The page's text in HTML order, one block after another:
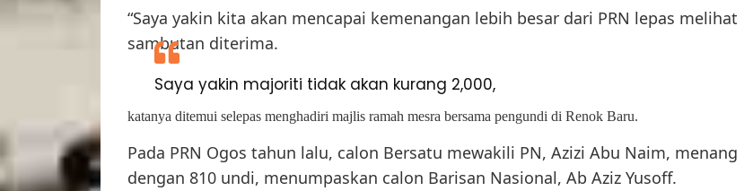
“Saya yakin kita akan mencapai kemenangan lebih besar dari PRN lepas melihat
sambutan diterima.
Saya yakin majoriti tidak akan kurang 2,000,
katanya ditemui selepas menghadiri majlis ramah mesra bersama pengundi di Renok Baru.
Pada PRN Ogos tahun lalu, calon Bersatu mewakili PN, Azizi Abu Naim, menang
dengan 810 undi, menumpaskan calon Barisan Nasional, Ab Aziz Yusoff.